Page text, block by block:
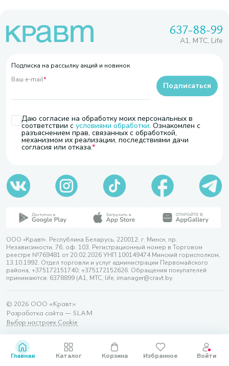
637-88-99
A1, МТС, Life
Подписка на рассылку акций и новинок
Ваш e-mail*
Даю согласие на обработку моих персональных в
соответствии с условиями обработки. Ознакомлен с
разъяснением прав, связанных с обработкой,
механизмом их реализации, последствиями дачи
согласия или отказа.
Подписаться
ООО «Кравт». Республика Беларусь, 220012, г. Минск, пр.
Независимости, 76, оф. 103. Регистрационный номер в Торговом
реестре №769481 от 20.02.2026 УНП 100149474 Минский горисполком,
13.10.1992. Отдел торговли и услуг администрации Первомайского
района, +375172151740; +375172152626. Обращения покупателей
принимаются: 6378899 (А1, МТС, life, imanager@cravt.by.
© 2026 ООО «Кравт»
Разработка сайта — SLAM
Выбор настроек Cookie
Главная Каталог Корзина Избранное Войти